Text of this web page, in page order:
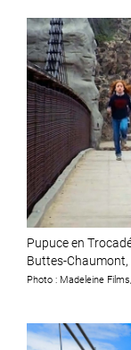
Pupuce en
Buttes-Chaumont,
Photo : Madeleine